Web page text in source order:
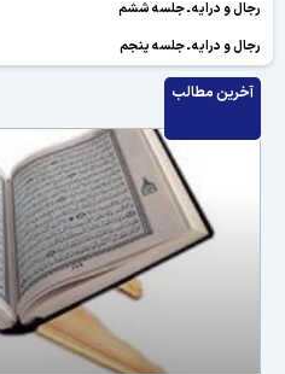
رجال و درایه ـ جلسه ششم
رجال و درایه ـ جلسه پنجم
رجال و درایه ـ جلسه چهارم
رجال و درایه ـ جلسه دوم
رجال و درایه ـ جلسه اول
آخرین مطالب